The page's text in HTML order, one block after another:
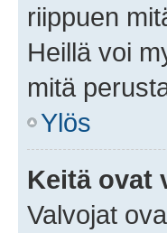
riippuen
Heillä voi
mitä
Ylös
Keitä ovat
Valvojat